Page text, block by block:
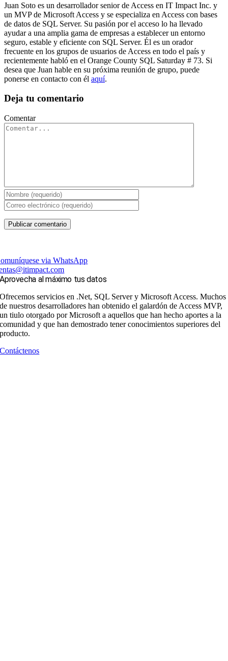
Juan Soto es un desarrollador senior de Access en IT Impact Inc. y
un MVP de Microsoft Access y se especializa en Access con bases
de datos de SQL Server. Su pasión por el acceso lo ha llevado
ayudar a una amplia gama de empresas a establecer un entorno
seguro, estable y eficiente con SQL Server. Él es un orador
frecuente en los grupos de usuarios de Access en todo el país y
recientemente habló en el Orange County SQL Saturday # 73. Si
desea que Juan hable en su próxima reunión de grupo, puede
ponerse en contacto con él aquí.
Deja tu comentario
Comentar
via WhatsApp
Aprovecha al máximo tus datos
Ofrecemos servicios en .Net, SQL Server y Microsoft Access. Muchos
de nuestros desarrolladores han obtenido el galardón de Access MVP,
un tiulo otorgado por Microsoft a aquellos que han hecho aportes a la
comunidad y que han demostrado tener conocimientos superiores del
producto.
Contáctenos